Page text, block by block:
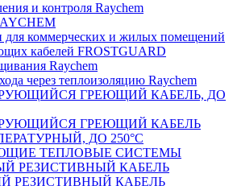
и контроля Raychem
для коммерческих и жилых помещений
кабелей FROSTGUARD
Raychem
через теплоизоляцию Raychem
ГРЕЮЩИЙ КАБЕЛЬ, ДО
ГРЕЮЩИЙ КАБЕЛЬ
ДО 250°С
ТЕПЛОВЫЕ СИСТЕМЫ
РЕЗИСТИВНЫЙ КАБЕЛЬ
РЕЗИСТИВНЫЙ КАБЕЛЬ